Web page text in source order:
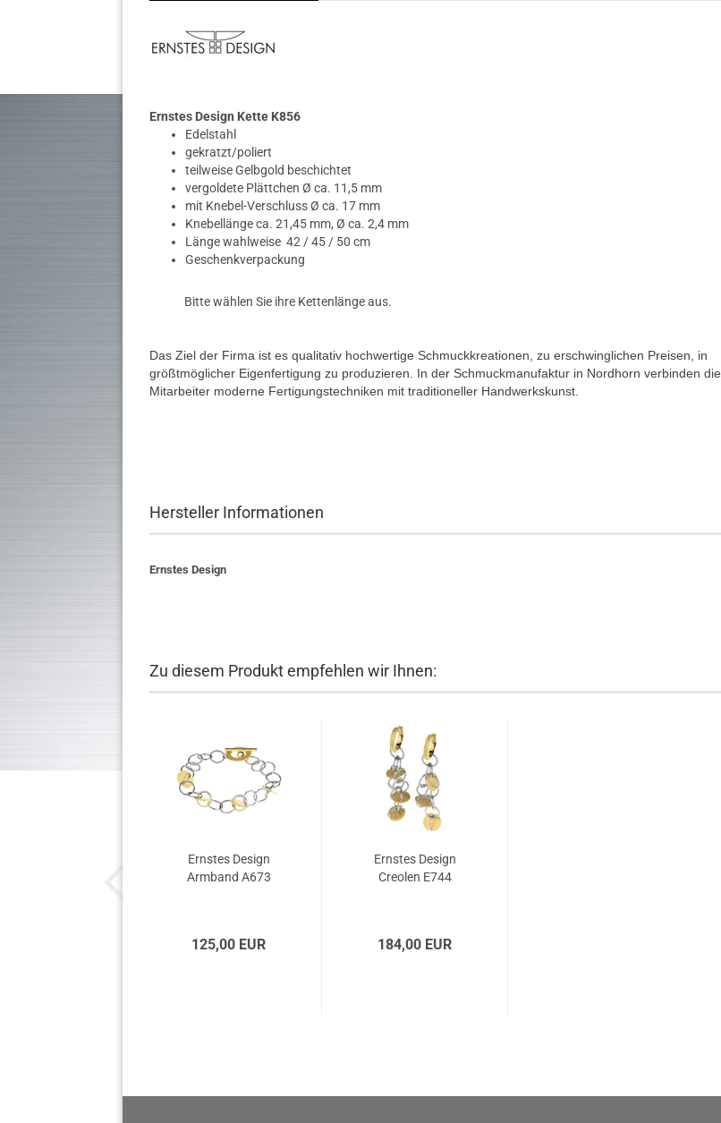
Ernstes Design Kette K856
Edelstahl
gekratzt/poliert
teilweise Gelbgold beschichtet
vergoldete Plättchen Ø ca. 11,5 mm
mit Knebel-Verschluss Ø ca. 17 mm
Knebellänge ca. 21,45 mm, Ø ca. 2,4 mm
Länge wahlweise 42 / 45 / 50 cm
Geschenkverpackung
Bitte wählen Sie ihre Kettenlänge aus.
Das Ziel der Firma ist es qualitativ hochwertige Schmuckkreationen, zu erschwinglichen Preisen, in
größtmöglicher Eigenfertigung zu produzieren. In der Schmuckmanufaktur in Nordhorn verbinden die
Mitarbeiter moderne Fertigungstechniken mit traditioneller Handwerkskunst.
Hersteller Informationen
Ernstes Design
Zu diesem Produkt empfehlen wir Ihnen:
Ernstes Design
Armband A673
125,00 EUR
Ernstes Design
Creolen E744
184,00 EUR